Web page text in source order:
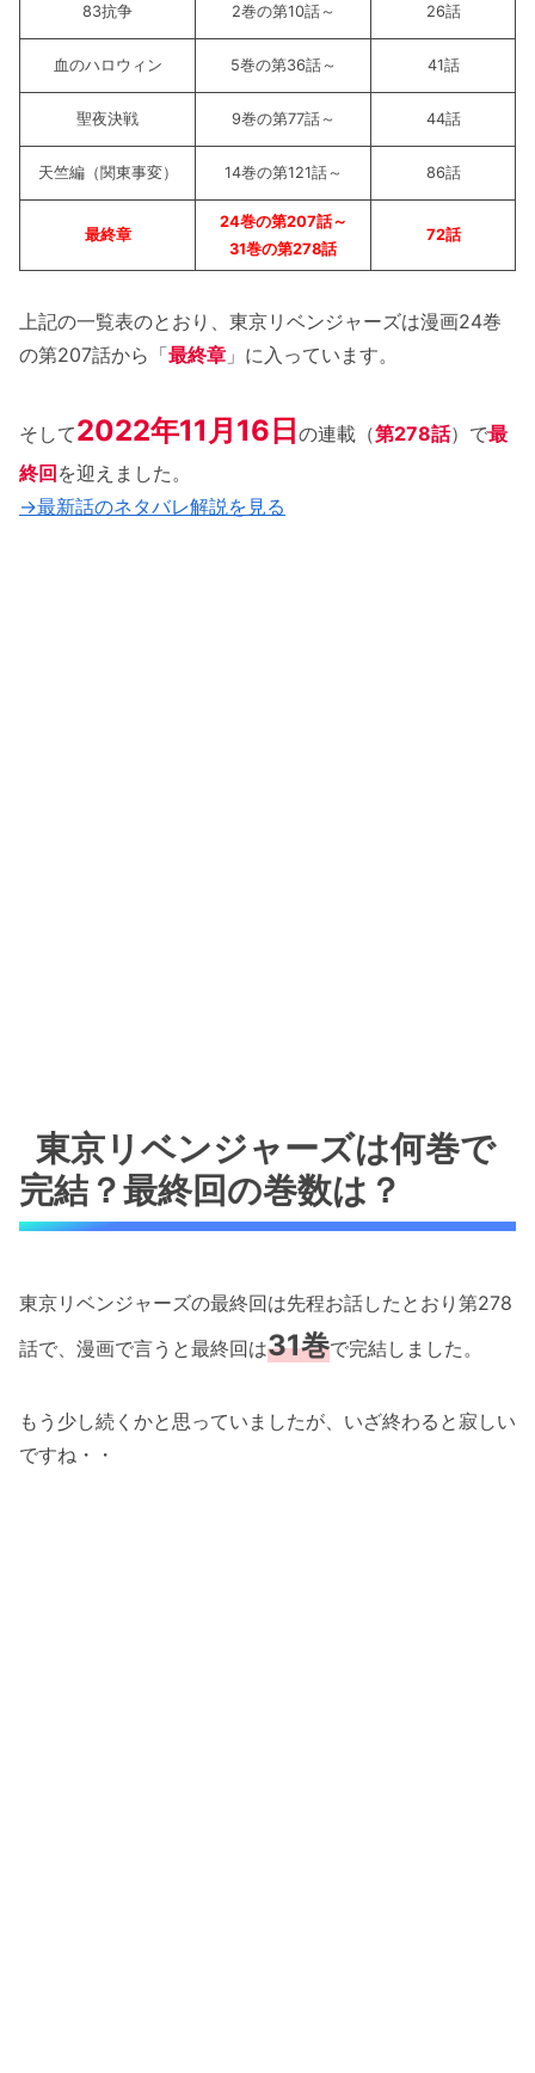
東京リベンジャーズの最終回のネタバレ：
ドラケンとエマが結婚？
東京リベンジャーズのアニメ第1期の最終回の意
味がわからない？完結の仕方の伏線！
東京リベンジャーズのアニメ第2期の最終回の
意味がわからない？完結の仕方の伏線！
「東京リベンジャーズの完結＆最終回をネタバ
83抗争 2巻の第10話～ 26話
血のハロウィン 5巻の第36話～ 41話
聖夜決戦 9巻の第77話～ 44話
天竺編（関東事変） 14巻の第121話～ 86話
最終章
24巻の第207話～
31巻の第278話
72話
上記の一覧表のとおり、東京リベンジャーズは漫画24巻
の第207話から「最終章 」に入っています。
そして2022年11月16日 の連載（第278話）で最
終回 を迎えました。
→最新話のネタバレ解説を見る
東京リベンジャーズは何巻で
完結？最終回の巻数は？
東京リベンジャーズの最終回は先程お話したとおり第278
話で、漫画で言うと最終回は31巻で完結しました。
もう少し続くかと思っていましたが、いざ終わると寂しい
ですね・・